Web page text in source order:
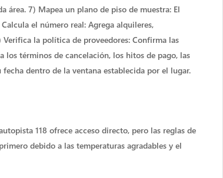
7) Mapea un plano de piso de muestra: El
el número real: Agrega alquileres,
la política de proveedores: Confirma las
los términos de cancelación, los hitos de pago, las
dentro de la ventana establecida por el lugar.
118 ofrece acceso directo, pero las reglas de
debido a las temperaturas agradables y el